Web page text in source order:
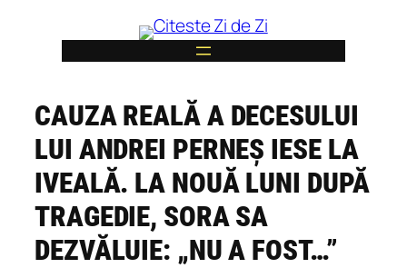
content
CAUZA REALĂ A DECESULUI
LUI ANDREI PERNEȘ IESE LA
IVEALĂ. LA NOUĂ LUNI DUPĂ
TRAGEDIE, SORA SA
DEZVĂLUIE: „NU A FOST…”
6